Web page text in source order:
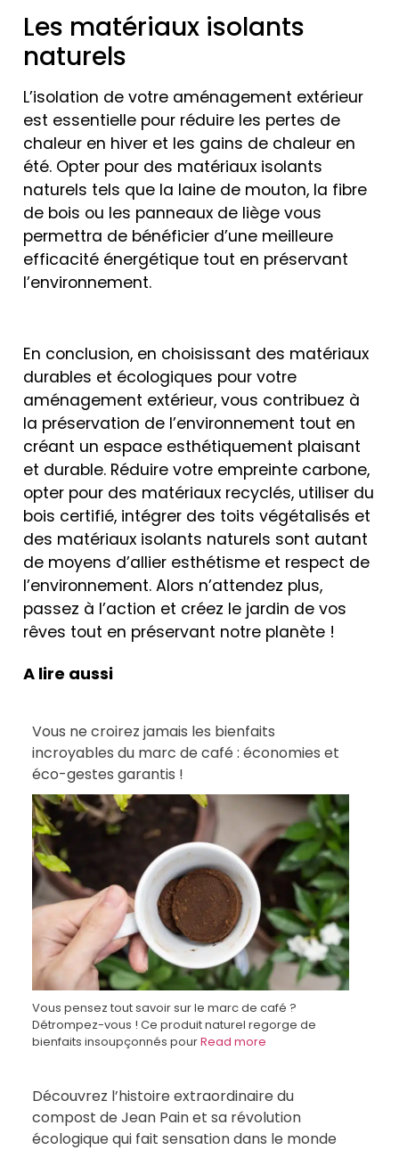
Les matériaux isolants
naturels
L’isolation de votre aménagement extérieur
est essentielle pour réduire les pertes de
chaleur en hiver et les gains de chaleur en
été. Opter pour des matériaux isolants
naturels tels que la laine de mouton, la fibre
de bois ou les panneaux de liège vous
permettra de bénéficier d’une meilleure
efficacité énergétique tout en préservant
l’environnement.
En conclusion, en choisissant des matériaux
durables et écologiques pour votre
aménagement extérieur, vous contribuez à
la préservation de l’environnement tout en
créant un espace esthétiquement plaisant
et durable. Réduire votre empreinte carbone,
opter pour des matériaux recyclés, utiliser du
bois certifié, intégrer des toits végétalisés et
des matériaux isolants naturels sont autant
de moyens d’allier esthétisme et respect de
l’environnement. Alors n’attendez plus,
passez à l’action et créez le jardin de vos
rêves tout en préservant notre planète !
A lire aussi
Vous ne croirez jamais les bienfaits
incroyables du marc de café : économies et
éco-gestes garantis !
Vous pensez tout savoir sur le marc de café ?
Détrompez-vous ! Ce produit naturel regorge de
bienfaits insoupçonnés pourRead more
Découvrez l’histoire extraordinaire du
compost de Jean Pain et sa révolution
écologique qui fait sensation dans le monde